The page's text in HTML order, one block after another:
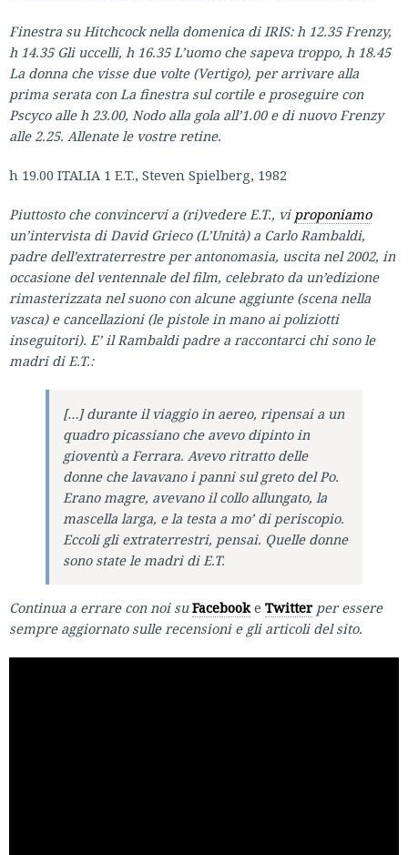
Finestra su Hitchcock nella domenica di IRIS: h 12.35 Frenzy,
h 14.35 Gli uccelli, h 16.35 L’uomo che sapeva troppo, h 18.45
La donna che visse due volte (Vertigo), per arrivare alla
prima serata con La finestra sul cortile e proseguire con
Pscyco alle h 23.00, Nodo alla gola all’1.00 e di nuovo Frenzy
alle 2.25. Allenate le vostre retine.
h 19.00 ITALIA 1 E.T., Steven Spielberg, 1982
Piuttosto che convincervi a (ri)vedere E.T., vi proponiamo
un’intervista di David Grieco (L’Unità) a Carlo Rambaldi,
padre dell’extraterrestre per antonomasia, uscita nel 2002, in
occasione del ventennale del film, celebrato da un’edizione
rimasterizzata nel suono con alcune aggiunte (scena nella
vasca) e cancellazioni (le pistole in mano ai poliziotti
inseguitori). E’ il Rambaldi padre a raccontarci chi sono le
madri di E.T.:
[…] durante il viaggio in aereo, ripensai a un
quadro picassiano che avevo dipinto in
gioventù a Ferrara. Avevo ritratto delle
donne che lavavano i panni sul greto del Po.
Erano magre, avevano il collo allungato, la
mascella larga, e la testa a mo’ di periscopio.
Eccoli gli extraterrestri, pensai. Quelle donne
sono state le madri di E.T.
Continua a errare con noi su Facebook e Twitter per essere
sempre aggiornato sulle recensioni e gli articoli del sito.